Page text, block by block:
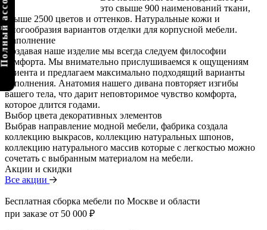
это свыше 900 наименований ткани,
свыше 2500 цветов и оттенков. Натуральные кожи и
многообразия вариантов отделки для корпусной мебели.
Наполнение
Создавая наше изделие мы всегда следуем философии
комфорта. Мы внимательно прислушиваемся к ощущениям
клиента и предлагаем максимально подходящий варианты
наполнения. Анатомия нашего дивана повторяет изгибы
вашего тела, что дарит неповторимое чувство комфорта,
которое длится годами.
Выбор цвета декоративных элементов
Выбрав направление модной мебели, фабрика создала
коллекцию выкрасов, коллекцию натуральных шпонов,
коллекцию натурального массив которые с легкостью можно
сочетать с выбранным материалом на мебели.
Акции и скидки
Все акции
Бесплатная сборка мебели по Москве и области
при заказе от 50 000 ₽